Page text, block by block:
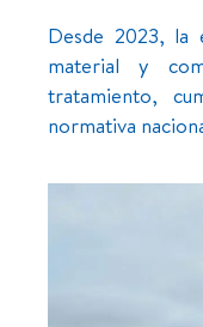
Desde 2023, la
material y
tratamiento,
normativa